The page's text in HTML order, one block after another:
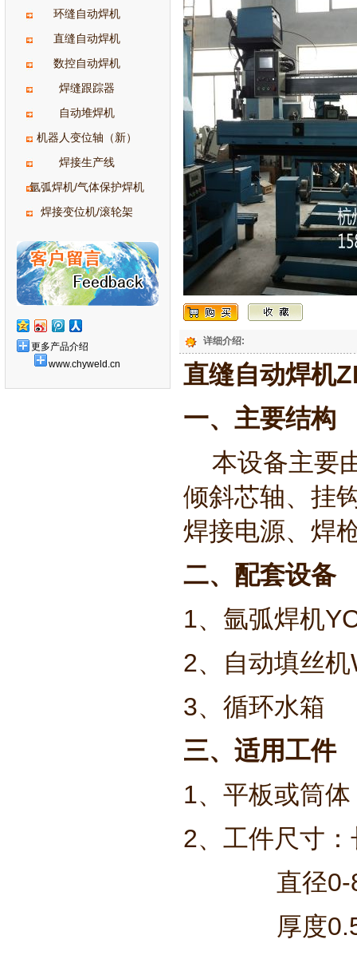
环缝自动焊机
直缝自动焊机
数控自动焊机
焊缝跟踪器
自动堆焊机
机器人变位轴（新）
焊接生产线
氩弧焊机/气体保护焊机
焊接变位机/滚轮架
更多产品介绍
www.chyweld.cn
详细介绍:
直缝自动焊机
一、主要结构
本设备主要
倾斜芯轴、挂
焊接电源、焊
二、配套设备
1、氩弧焊机
2、自动填丝
3、循环水
三、适用工件
1、平板或筒体
2、工件尺寸
直径0-
厚度0.5-